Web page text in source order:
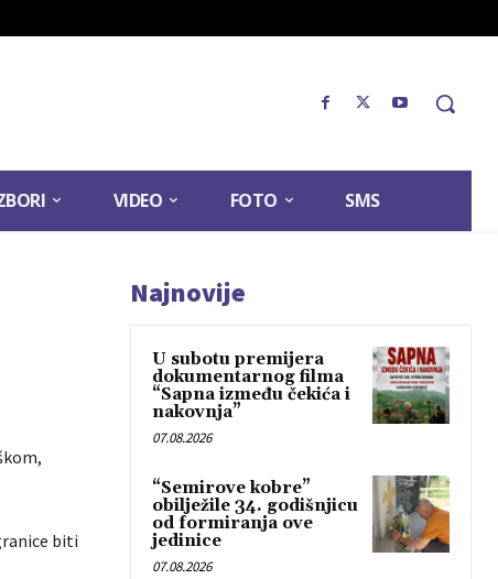
VIDEO FOTO SMS
biti
Najnovije
U subotu premijera
dokumentarnog filma
“Sapna između čekića i
nakovnja”
07.08.2026
“Semirove kobre”
obilježile 34. godišnjicu
od formiranja ove
jedinice
07.08.2026